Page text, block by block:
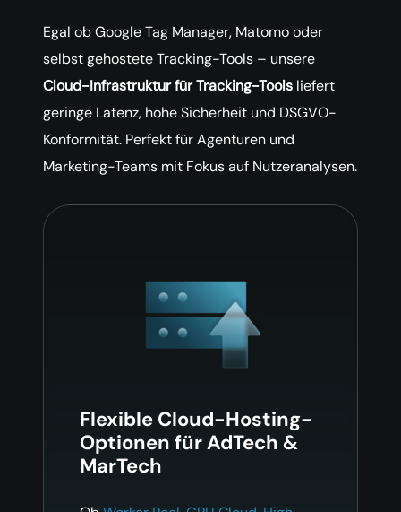
Egal ob Google Tag Manager, Matomo oder
selbst gehostete Tracking-Tools – unsere
Cloud-Infrastruktur für Tracking-Tools liefert
geringe Latenz, hohe Sicherheit und DSGVO-
Konformität. Perfekt für Agenturen und
Marketing-Teams mit Fokus auf Nutzeranalysen.
Flexible Cloud-Hosting-
Optionen für AdTech &
MarTech